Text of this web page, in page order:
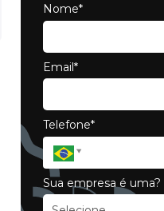
Nome*
Email*
Telefone*
Sua empresa é uma?